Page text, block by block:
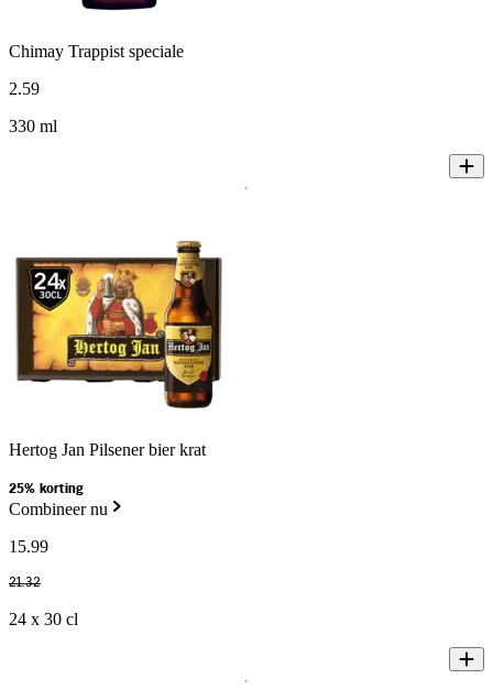
Chimay Trappist speciale
2.59
330 ml
Hertog Jan Pilsener bier krat
25% korting
Combineer nu
15.99
21.32
24 x 30 cl